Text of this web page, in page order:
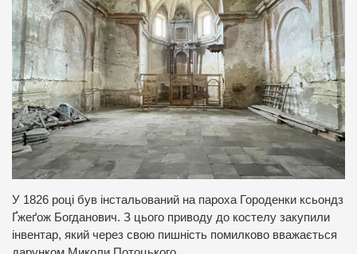
У 1826 році був інстальований на пароха Городенки ксьондз
Ґжеґож Богданович. З цього приводу до костелу закупили
інвентар, який через свою пишність помилково вважається